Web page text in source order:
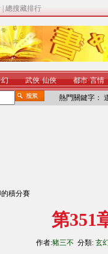
總搜藏排行
武俠·仙俠 都市·言情
熱門關鍵字：
積分賽
第351
作者:豬三不 分類: 玄